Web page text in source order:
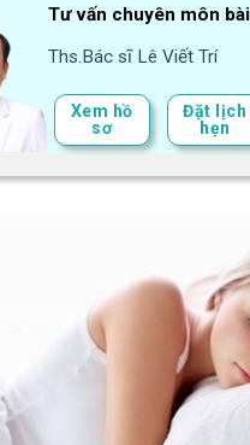
Tư vấn chuyên môn
Ths.Bác sĩ Lê Viết Trí
Xem hồ
sơ
Đặt lịch
hẹn